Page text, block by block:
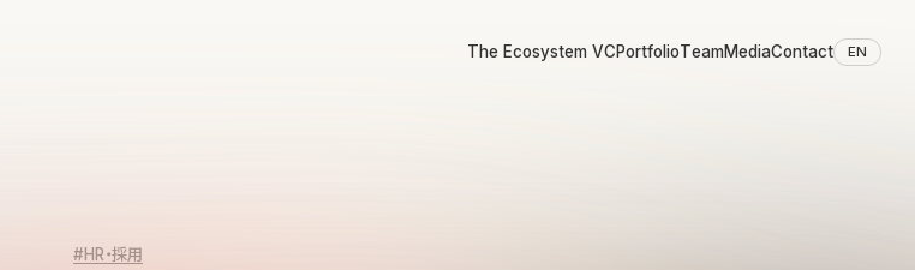
The Ecosystem VCPortfolioTeamMediaContact EN
#HR・採用